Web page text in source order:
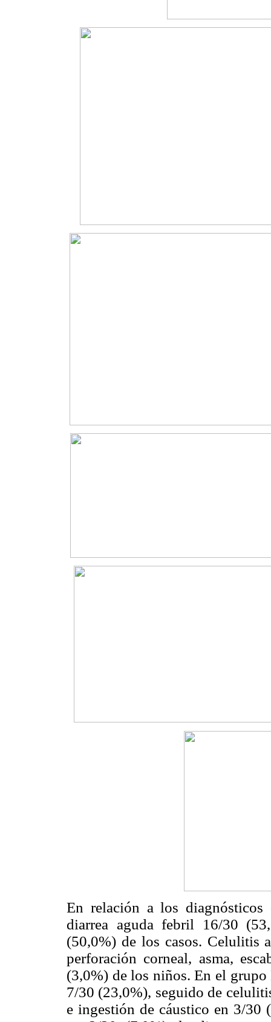
En relación a los
diarrea aguda febril 16/30
(50,0%) de los casos. Celulitis
perforación corneal, asma,
(3,0%) de los niños. En el
7/30 (23,0%), seguido de
e ingestión de cáustico en 3/30